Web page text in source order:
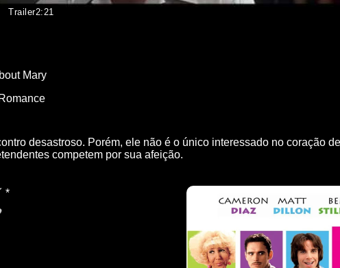
Trailer2:21
Mary
Romance
desastroso. Porém, ele não é o único interessado no coração
competem por sua afeição.
*